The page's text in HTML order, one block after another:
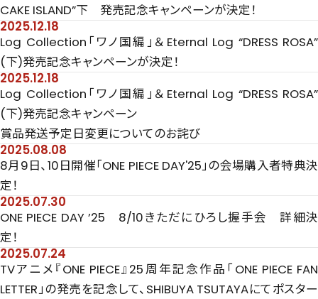
CAKE ISLAND”下 発売記念キャンペーンが決定！
2025.12.18
Log Collection「ワノ国編」＆Eternal Log “DRESS ROSA”
(下)発売記念キャンペーンが決定！
2025.12.18
Log Collection「ワノ国編」＆Eternal Log “DRESS ROSA”
(下)発売記念キャンペーン
賞品発送予定日変更についてのお詫び
2025.08.08
8月9日、10日開催「ONE PIECE DAY'25」の会場購入者特典決
定！
2025.07.30
ONE PIECE DAY ’25 8/10きただにひろし握手会 詳細決
定！
2025.07.24
TVアニメ『ONE PIECE』25周年記念作品「ONE PIECE FAN
LETTER」の発売を記念して、SHIBUYA TSUTAYAにてポスター